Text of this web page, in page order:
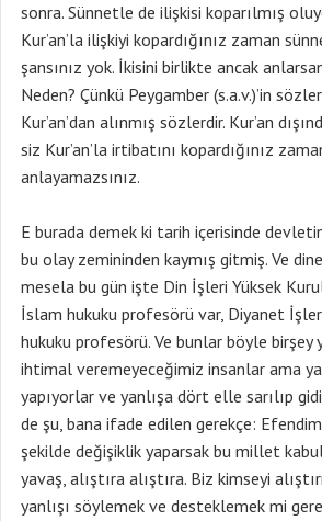
sonra. Sünnetle de ilişkisi koparılmış
Kur’an’la ilişkiyi kopardığınız zaman
şansınız yok. İkisini birlikte ancak
Neden? Çünkü Peygamber (s.a.v.)’in
Kur’an’dan alınmış sözlerdir. Kur’an
siz Kur’an’la irtibatını kopardığınız
anlayamazsınız.
E burada demek ki tarih içerisinde
bu olay zemininden kaymış gitmiş. Ve
mesela bu gün işte Din İşleri Yüksek
İslam hukuku profesörü var, Diyanet
hukuku profesörü. Ve bunlar böyle birşey
ihtimal veremeyeceğimiz insanlar ama
yapıyorlar ve yanlışa dört elle sarılıp
de şu, bana ifade edilen gerekçe:
şekilde değişiklik yaparsak bu millet
yavaş, alıştıra alıştıra. Biz kimseyi
yanlışı söylemek ve desteklemek mi